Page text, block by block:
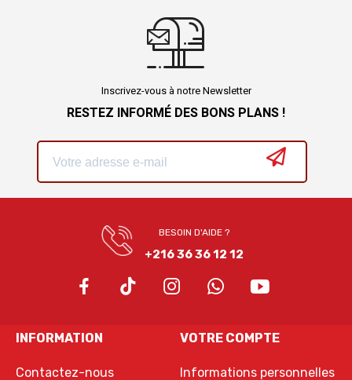
Inscrivez-vous à notre Newsletter
RESTEZ INFORMÉ DES BONS PLANS !
BESOIN D'AIDE ?
+216 36 36 12 12
INFORMATION
Contactez-nous
VOTRE COMPTE
Informations personnelles